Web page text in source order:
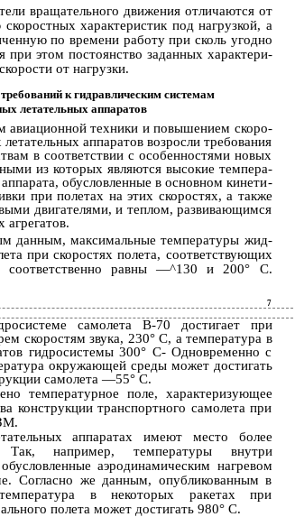
вращательного движения отличаются от
скоростных характеристик под нагрузкой, а
по времени работу при сколь угодно
при этом постоянство заданных характери­
от нагрузки.
к гидравлическим системам
летательных аппаратов
авиационной техники и повышением скоро­
летательных аппаратов возросли требования
в соответствии с особенностями новых
из которых являются высокие темпера­
обусловленные в основном кинети­
при полетах на этих скоростях, а также
двигателями, и теплом, развивающимся
агрегатов.
данным, максимальные температуры жид­
при скоростях полета, соответствующих
равны —^130 и 200° С.
7
самолета В-70 достигает при
скоростям звука, 230° С, а температура в
гидросистемы 300° С- Одновременно с
окружающей среды может достигать
самолета —55° С.
температурное поле, характеризующее
конструкции транспортного самолета при
аппаратах имеют место более
Так, например, температуры внутри
аэродинамическим нагревом
Согласно же данным, опубликованным в
в некоторых ракетах при
полета может достигать 980° С.